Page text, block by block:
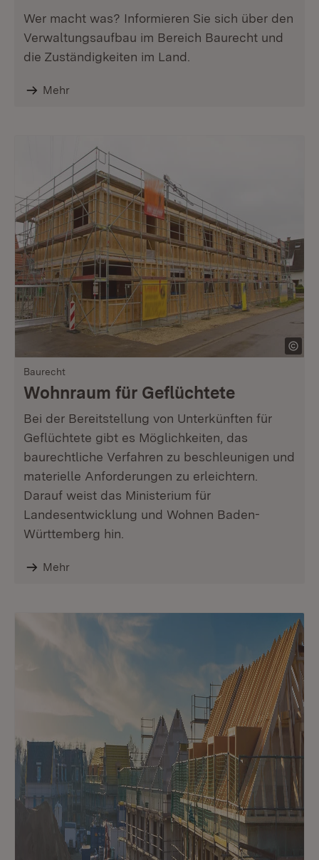
Wer macht was? Informieren Sie sich über den
Verwaltungsaufbau im Bereich Baurecht und
die Zuständigkeiten im Land.
Mehr
Baurecht
Wohnraum für Geflüchtete
Bei der Bereitstellung von Unterkünften für
Geflüchtete gibt es Möglichkeiten, das
baurechtliche Verfahren zu beschleunigen und
materielle Anforderungen zu erleichtern.
Darauf weist das Ministerium für
Landesentwicklung und Wohnen Baden-
Württemberg hin.
Mehr